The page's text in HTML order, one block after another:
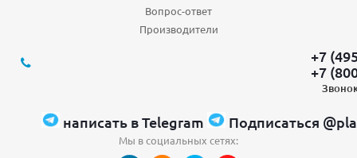
Вопрос-ответ
Производители
+7
+7
написать в Telegram Подписаться
Мы в социальных сетях: